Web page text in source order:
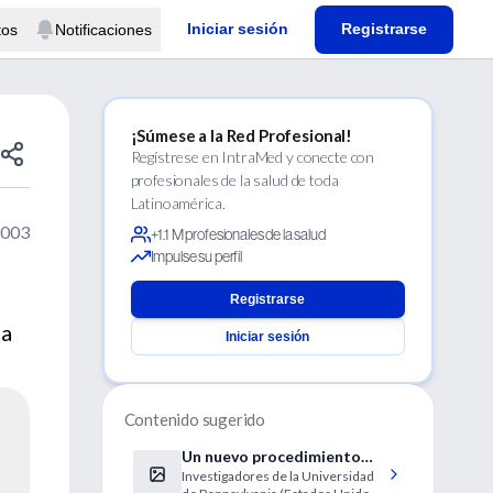
Notificaciones Iniciar sesión Registrarse
¡Súmese a la Red Profesional!
Regístrese en IntraMed y conecte con
profesionales de la salud de toda
Latinoamérica.
+1.1 M profesionales de la salud
Impulse su perfil
Registrarse
Iniciar sesión
Contenido sugerido
Un nuevo procedimiento
podría mejorar las tasas de
Investigadores de la Universidad